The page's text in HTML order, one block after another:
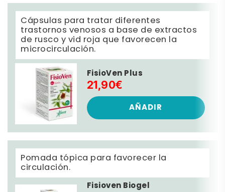
Cápsulas para tratar diferentes
trastornos venosos a base de extractos
de rusco y vid roja que favorecen la
microcirculación.
FisioVen Plus
21,90€
AÑADIR
Pomada tópica para favorecer la
circulación.
Fisioven Biogel